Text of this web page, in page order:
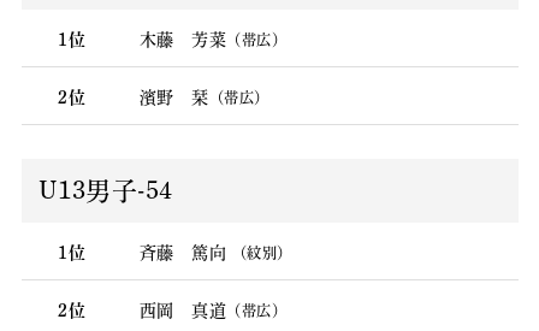
1位 木藤 芳菜 （帯広）
2位 濱野 栞 （帯広）
U13男子-54
1位 斉藤 篤向 （紋別）
2位 西岡 真道 （帯広）